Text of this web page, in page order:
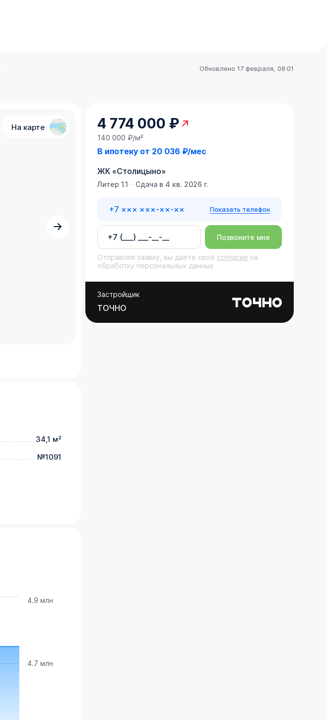
Обновлено 17 февраля, 08:01
На карте
34,1 м²
№1091
4.7 млн
4.9 млн
4 774 000 ₽
140 000 ₽/м²
В ипотеку от 20 036 ₽/мес
ЖК«Столицыно»
Литер 1.1 Сдача в 4 кв. 2026 г.
+7 ××× ×××-××-×× Показать телефон
Позвоните мне
Отправляя заявку, вы даёте своё согласие на
обработку персональных данных
Застройщик
ТОЧНО